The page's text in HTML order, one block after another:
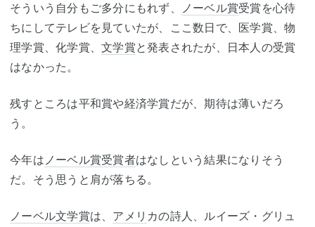
そういう自分もご多分にもれず、 ノーベル賞受賞を心待
ちにしてテレビを見ていたが、ここ数日で、医学賞、物
理学賞、化学賞、 文学賞と発表されたが、日本人の受賞
はなかった。
残すところは平和賞や経済学賞だが、期待は薄いだろ
う。
今年は ノーベル賞受賞者はなしという結果になりそう
だ。そう思うと肩が落ちる。
ノーベル文学賞は、 アメリ カの詩人、ルイーズ・グリュ